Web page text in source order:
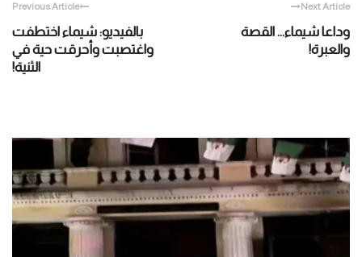
Previous Article
بالفيديو: شيماء اختطفت
واغتصبت وأحرقت حية في
الثنية!
Next Article
وداعا شيماء… القصة
والعبرة!